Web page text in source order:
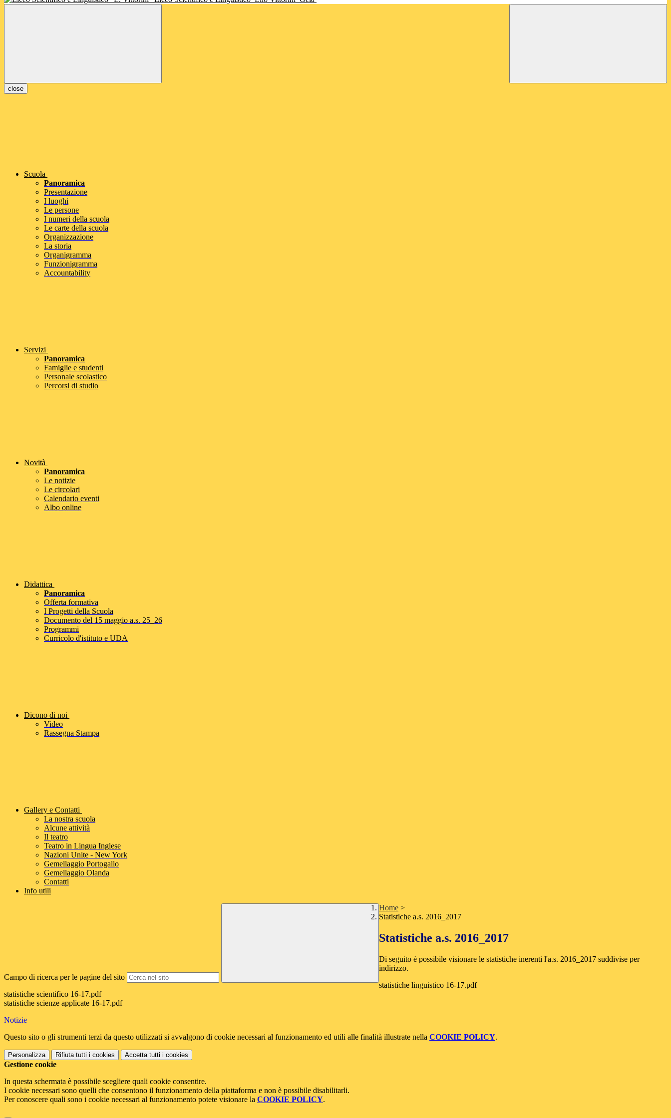
close
Scuola
Panoramica
Presentazione
I luoghi
Le persone
I numeri della scuola
Le carte della scuola
Organizzazione
La storia
Organigramma
Funzionigramma
Accountability
Servizi
Panoramica
Famiglie e studenti
Personale scolastico
Percorsi di studio
Novità
Panoramica
Le notizie
Le circolari
Calendario eventi
Albo online
Didattica
Panoramica
Offerta formativa
I Progetti della Scuola
Documento del 15 maggio a.s. 25_26
Programmi
Curricolo d'istituto e UDA
Dicono di noi
Video
Rassegna Stampa
Gallery e Contatti
La nostra scuola
Alcune attività
Il teatro
Teatro in Lingua Inglese
Nazioni Unite - New York
Gemellaggio Portogallo
Gemellaggio Olanda
Contatti
Info utili
Campo di ricerca per le pagine del sito
Home >
Statistiche a.s. 2016_2017
Statistiche a.s. 2016_2017
Di seguito è possibile visionare le statistiche inerenti l'a.s. 2016_2017 suddivise per
indirizzo.
statistiche linguistico 16-17.pdf
statistiche scientifico 16-17.pdf
statistiche scienze applicate 16-17.pdf
Notizie
Questo sito o gli strumenti terzi da questo utilizzati si avvalgono di cookie necessari al funzionamento ed utili alle finalità illustrate nella COOKIE POLICY.
Personalizza Rifiuta tutti i cookies Accetta tutti i cookies
Gestione cookie
In questa schermata è possibile scegliere quali cookie consentire.
I cookie necessari sono quelli che consentono il funzionamento della piattaforma e non è possibile disabilitarli.
Per conoscere quali sono i cookie necessari al funzionamento potete visionare la COOKIE POLICY.